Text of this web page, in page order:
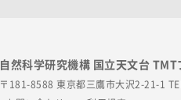
自然科学研究機構 国立天文台 TMT
〒181-8588 東京都三鷹市大沢2-21-1